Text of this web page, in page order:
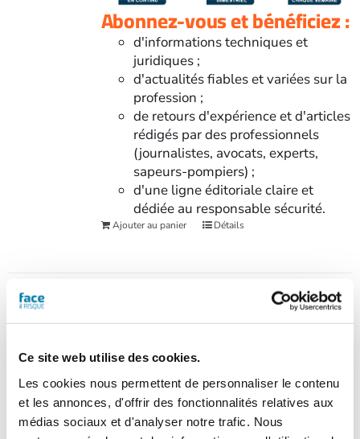
Ce site web utilise des cookies.
Les cookies nous permettent de personnaliser le contenu
et les annonces, d'offrir des fonctionnalités relatives aux
médias sociaux et d'analyser notre trafic. Nous
Abonnez-vous et bénéficiez :
d'informations techniques et
juridiques ;
d'actualités fiables et variées sur la
profession ;
de retours d'expérience et d'articles
rédigés par des professionnels
(journalistes, avocats, experts,
sapeurs-pompiers) ;
d'une ligne éditoriale claire et
dédiée au responsable sécurité.
Ajouter au panier Détails
Offre papier + numérique
1 an
336,00€ TTC